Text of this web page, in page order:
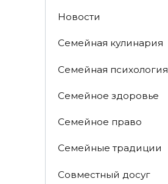
Новости
Семейная кулинария
Семейная психология
Семейное здоровье
Семейное право
Семейные традиции
Совместный досуг